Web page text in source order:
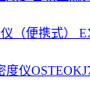
（便携式）